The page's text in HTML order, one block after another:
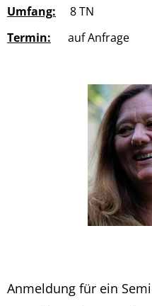
Umfang: 8 TN
Termin: auf Anfrage
Anmeldung für ein